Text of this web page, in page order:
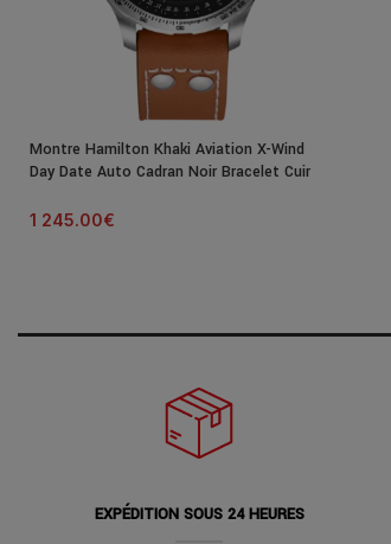
Montre Hamilton Khaki Aviation X-Wind
Day Date Auto Cadran Noir Bracelet Cuir
1 245.00€
EXPÉDITION SOUS 24 HEURES